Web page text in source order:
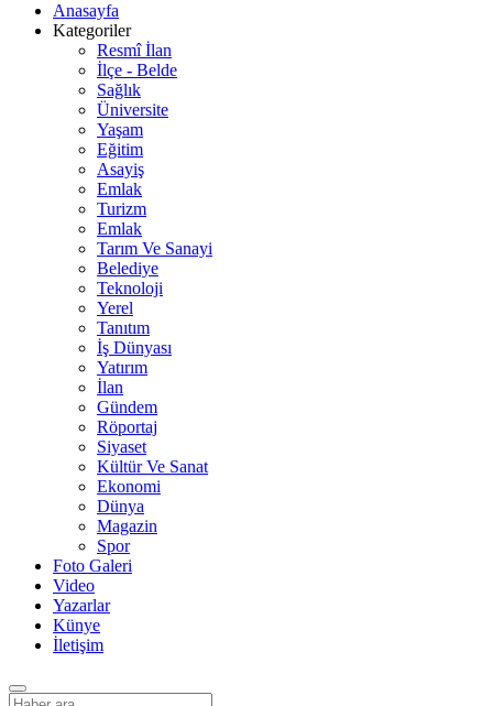
Anasayfa
Kategoriler
Resmî İlan
İlçe - Belde
Sağlık
Üniversite
Yaşam
Eğitim
Asayiş
Emlak
Turizm
Emlak
Tarım Ve Sanayi
Belediye
Teknoloji
Yerel
Tanıtım
İş Dünyası
Yatırım
İlan
Gündem
Röportaj
Siyaset
Kültür Ve Sanat
Ekonomi
Dünya
Magazin
Spor
Foto Galeri
Video
Yazarlar
Künye
İletişim